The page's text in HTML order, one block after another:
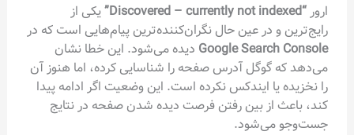
ارور “Discovered – currently not indexed”
یکی از
رایج‌ترین و در عین حال نگران‌کننده‌ترین پیام‌هایی است که در
Google Search Console دیده می‌شود. این خطا نشان
می‌دهد که گوگل آدرس صفحه را شناسایی کرده، اما هنوز آن
را نخزیده یا ایندکس نکرده است. این وضعیت اگر ادامه پیدا
کند، باعث از بین رفتن فرصت دیده شدن صفحه در نتایج
جست‌وجو می‌شود.